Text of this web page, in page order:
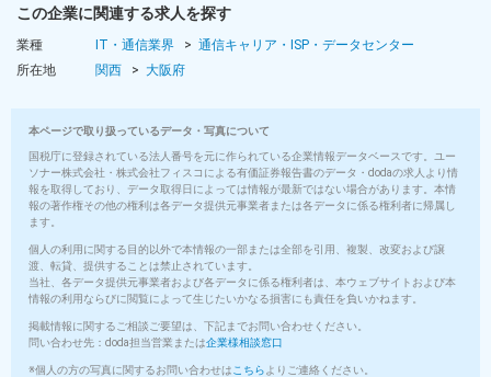
この企業に関連する求人を探す
業種 IT・通信業界
通信キャリア・ISP・データセンター
所在地
関西 大阪府
本ページで取り扱っているデータ・写真について
国税庁に登録されている法人番号を元に作られている企業情報データベースです。ユー
ソナー株式会社・株式会社フィスコによる有価証券報告書のデータ・dodaの求人より情
報を取得しており、データ取得日によっては情報が最新ではない場合があります。本情
報の著作権その他の権利は各データ提供元事業者または各データに係る権利者に帰属し
ます。
個人の利用に関する目的以外で本情報の一部または全部を引用、複製、改変および譲
渡、転貸、提供することは禁止されています。
当社、各データ提供元事業者および各データに係る権利者は、本ウェブサイトおよび本
情報の利用ならびに閲覧によって生じたいかなる損害にも責任を負いかねます。
掲載情報に関するご相談ご要望は、下記までお問い合わせください。
問い合わせ先：doda担当営業または企業様相談窓口
※個人の方の写真に関するお問い合わせは こちら よりご連絡ください。